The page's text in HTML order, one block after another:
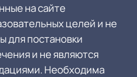
на сайте
целей и не
для постановки
и не являются
Необходима